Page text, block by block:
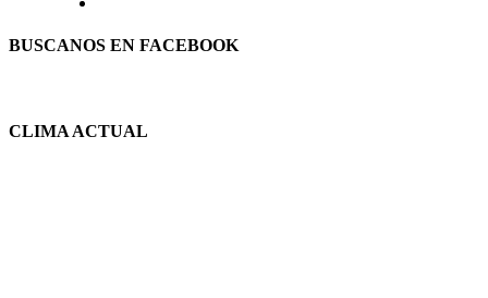
BUSCANOS EN FACEBOOK
CLIMA ACTUAL